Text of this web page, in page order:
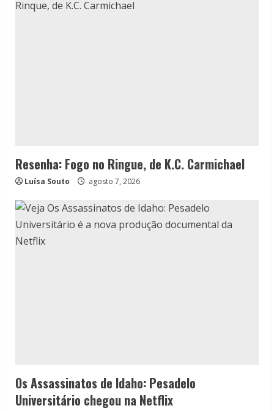
Resenha: Fogo no Ringue, de K.C. Carmichael
Luísa Souto agosto 7, 2026
Os Assassinatos de Idaho: Pesadelo
Universitário chegou na Netflix